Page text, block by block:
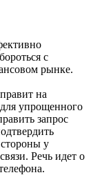
с
рынке.
на
упрощенного
запрос
у
Речь идет о